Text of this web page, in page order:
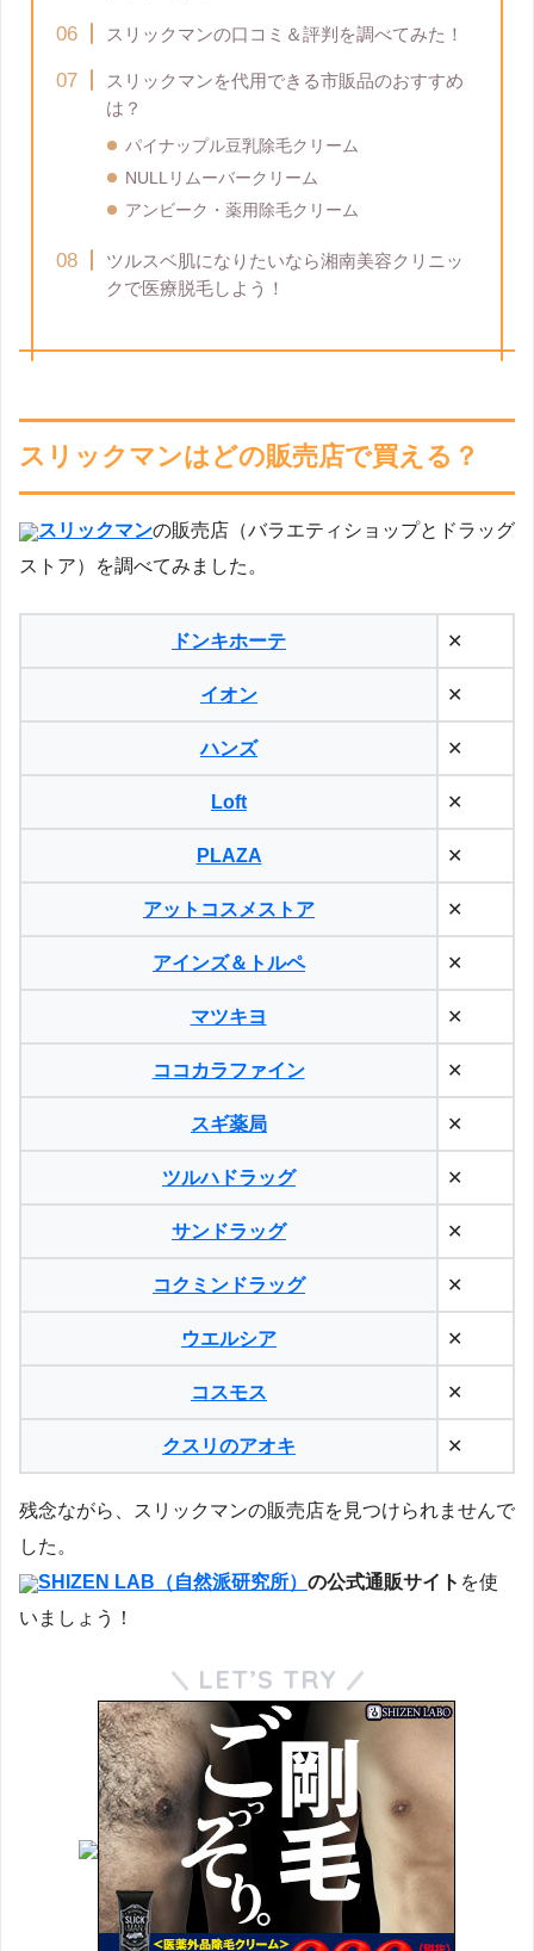
スリックマンの口コミ＆評判を調べてみた！
スリックマンを代用できる市販品のおすすめ
は？
パイナップル豆乳除毛クリーム
NULLリムーバークリーム
アンビーク・薬用除毛クリーム
ツルスベ肌になりたいなら湘南美容クリニッ
クで医療脱毛しよう！
スリックマンはどの販売店で買える？
スリックマンの販売店（バラエティショップとドラッグ
ストア）を調べてみました。
ドンキホーテ ✕
イオン ✕
ハンズ ✕
Loft ✕
PLAZA ✕
アットコスメストア ✕
アインズ＆トルペ ✕
マツキヨ ✕
ココカラファイン ✕
スギ薬局 ✕
ツルハドラッグ ✕
サンドラッグ ✕
コクミンドラッグ ✕
ウエルシア ✕
コスモス ✕
クスリのアオキ ✕
残念ながら、スリックマンの販売店を見つけられませんで
した。
SHIZEN LAB（自然派研究所） の公式通販サイト を使
いましょう！
LET’S TRY